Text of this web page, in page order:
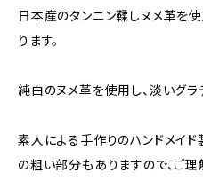
日本産のタンニン鞣しヌメ革を
ります。
純白のヌメ革を使用し、淡いグラ
素人による手作りのハンドメイ
の粗い部分もありますので、ご